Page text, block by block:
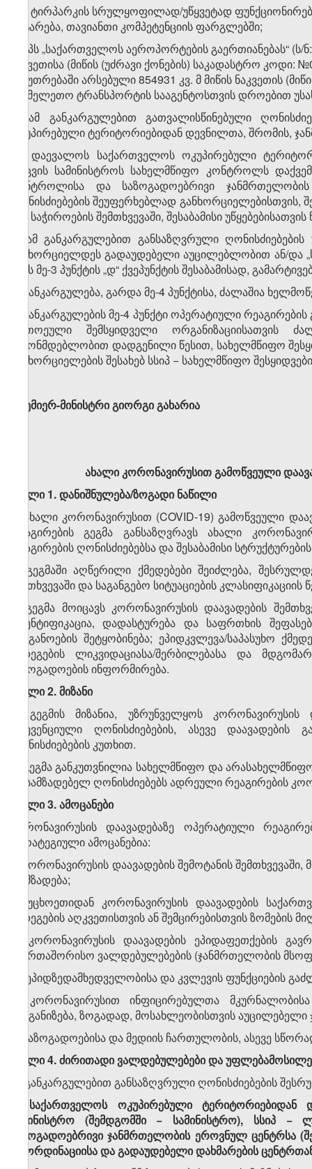
ა.ე) ტირპარკის სრულყოფილად/უწყვეტად
გატარება, თავიანთი კომპეტენციის ფარგლებში;
ბ) შპს „საქართველოს აეროპორტების გაერთიანებას“ (ს/
ნაკვეთისა (მიწის (უძრავი ქონების) საკადასტრო კოდი:
საკუთრებაში არსებული 854931 კვ. მ მიწის ნაკვეთის
სახმელეთო ტრანსპორტის სააგენტოსთვის დროებით
3. ამ განკარგულებით გათვალისწინებული
ოკუპირებული ტერიტორიებიდან დევნილთა, შრომის,
. დაევალოს საქართველოს ოკუპირებული
დაცვის სამინისტროს სახელმწიფო კონტროლს
კონტროლისა და საზოგადოებრივი
ღონისძიებების შეუფერხებლად
და, საჭიროების შემთხვევაში, შესაბამისი
4. ამ განკარგულებით განსაზღვრული
განხორციელდეს გადაუდებელი აუცილებლობით ან/და
ლის მე-3 პუნქტის „დ“ ქვეპუნქტის შესაბამისად,
5. განკარგულება, გარდა მე-4 პუნქტისა, ძალაშია
6. განკარგულების მე-4 პუნქტი ოპერატიული
თითოეული შემსყიდ­ვე­ლი ორგანიზაციისათვის
კანონმდებლობით დადგენილი წესით, სახელმწიფო
განხორციელების შე­სა­ხებ სსიპ − სახელმწიფო
პრემიერ-მინისტრიგიორგი გახარია
ახალი კორონავირუსით გამოწვეული
მუხლი 1. დანიშნულება/ზოგადი ნაწილი
1. ახალი კორონავირუსით (COVID-19) გამოწვეული
რეაგირების გეგმა განსაზღვრავს ახალი
რეაგირების ღონისძიებებსა და შესაბამისი
2. გეგმაში აღწერილი ქმედებები შეიძლება,
შემთხვევაში და საგანგებო სიტუაციების კლასიფიკაციის
3. გეგმა მოიცავს კორონავირუსის დაავადების
იდენტიფიკაცია, დადასტურება და საფრთხის
ორგანოების შეტყობინება; ეპიდკვლევა/საპასუხო
შედეგების ლიკვიდაციასა/შერბილებასა და
საზოგადოების ინფორმირება.
მუხლი 2. მიზანი
1. გეგმის მიზანია, უზრუნველყოს
პრევენციული ღონისძიებების, ასევე დაავადების
ღონისძიებების კუთხით.
2. გეგმა განკუთვნილია სახელმწიფო და
მოსამზადებელ ღონისძიებებს ადრეული რეაგირების
მუხლი 3. ამოცანები
კორონავირუსის დაავადებაზე ოპერატიული
სტრატეგიული ამოცანებია:
ა) კორონავირუსის დაავადების შემოტანის
მომზადება;
ბ) უცხოეთიდან კორონავირუსის დაავადების
შედეგების აღკვეთისთვის ან შემცირებისთვის ზომების
გ) კორონავირუსის დაავადების ეპიდაფეთქების
საერთაშორისო ვალდებულებების (ჯანმრთელობის
დ) ეპიდზედამხედველობისა და კვლევის ფუნქციების
ე) კორონავირუსით ინფიცირებულთა
ორგანიზება, ზოგადად, მოსახლეობისთვის აუცილებელი
ვ) საზოგადოებისა და მედიის ჩართულობის, ასევე
მუხლი 4. ძირითადი ვალდებულებები და
ამ განკარგულებით განსაზღვრული ღონისძიებების
1. საქართველოს ოკუპირებული
სამინისტრო (შემდგომში − სამინისტრო), სსიპ
საზოგადოებრივი ჯანმრთელობის ეროვნულ ცენტრსა
კოორდინაციისა და გადაუდებელი დახმარების